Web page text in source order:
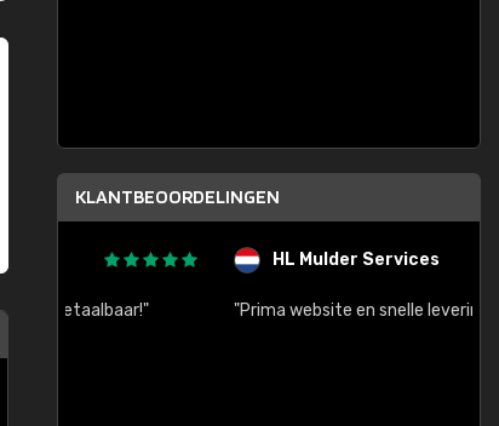
KLANTBEOORDELINGEN
HL Mulder Services
"Prima website en snelle levering na bestelling"